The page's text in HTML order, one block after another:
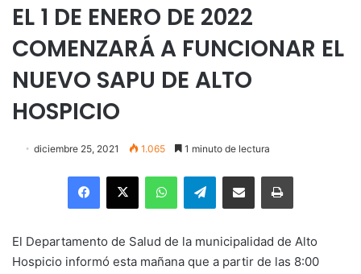
EL 1 DE ENERO DE 2022
COMENZARÁ A FUNCIONAR EL
NUEVO SAPU DE ALTO
HOSPICIO
diciembre 25, 2021 1.065 1 minuto de lectura
Facebook
X WhatsAppTelegramEnviar vía email Imprimir
El Departamento de Salud de la municipalidad de Alto
Hospicio informó esta mañana que a partir de las 8:00